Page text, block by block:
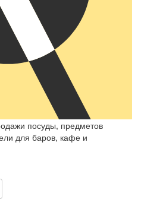
посуды, предметов
для баров, кафе и